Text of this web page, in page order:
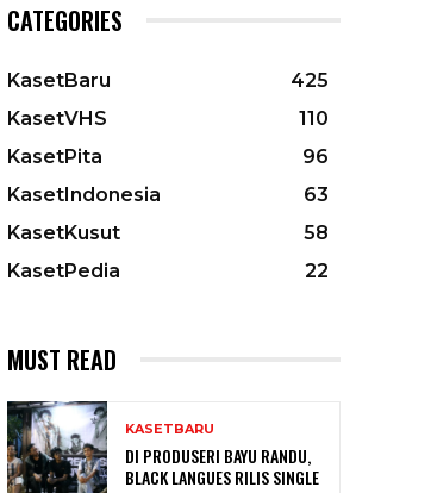
CATEGORIES
KasetBaru
425
KasetVHS
110
KasetPita
96
KasetIndonesia
63
KasetKusut
58
KasetPedia
22
MUST READ
KASETBARU
DI PRODUSERI BAYU RANDU,
BLACK LANGUES RILIS SINGLE